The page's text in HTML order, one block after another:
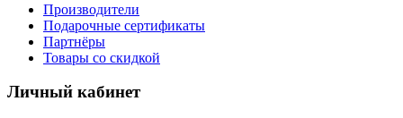
Производители
Подарочные сертификаты
Партнёры
Товары со скидкой
Личный кабинет